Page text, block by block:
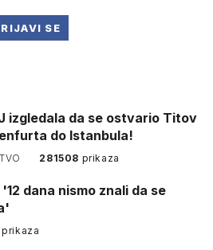
SE
izgledala da se ostvario Titov
do Istanbula!
281508 prikaza
dana nismo znali da se
prikaza